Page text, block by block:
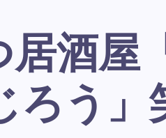
ろう」